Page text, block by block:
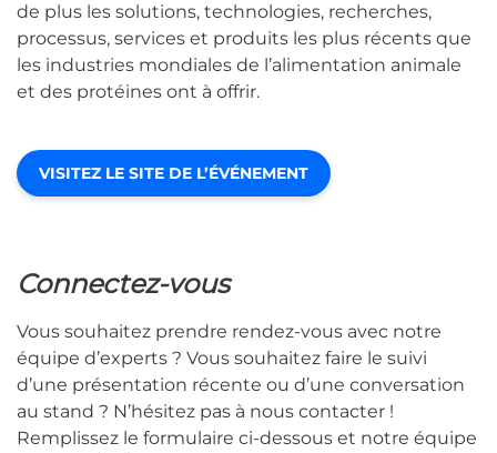
de plus les solutions, technologies, recherches,
processus, services et produits les plus récents que
les industries mondiales de l’alimentation animale
et des protéines ont à offrir.
VISITEZ LE SITE DE L’ÉVÉNEMENT
Connectez-vous
Vous souhaitez prendre rendez-vous avec notre
équipe d’experts ? Vous souhaitez faire le suivi
d’une présentation récente ou d’une conversation
au stand ? N’hésitez pas à nous contacter !
Remplissez le formulaire ci-dessous et notre équipe